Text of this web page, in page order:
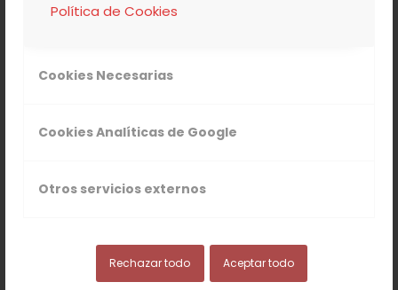
Política de Cookies
Cookies Necesarias
Cookies Analíticas de Google
Otros servicios externos
Rechazar todo Aceptar todo